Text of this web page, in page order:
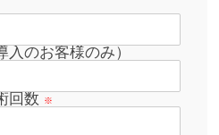
のお客様のみ）
回数 ※